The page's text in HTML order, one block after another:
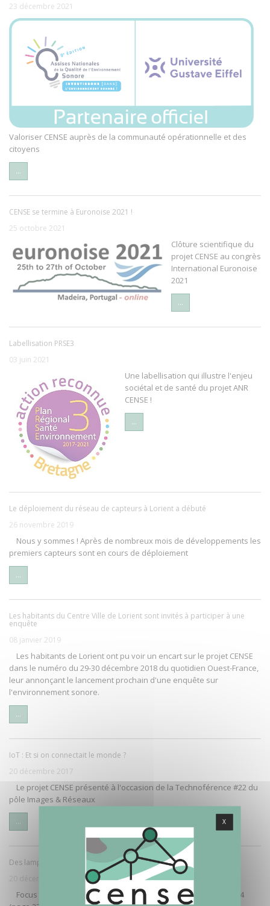
23 décembre 2021
Valoriser CENSE auprès de la communauté opérationnelle et des
citoyens
...
CENSE se termine à Euronoise 2021 !
25 octobre 2021
Clôture scientifique du
projet CENSE au congrès
International Euronoise
2021
...
Labellisation PRSE3
03 juin 2021
Une labellisation qui illustre l'enjeu
sociétal et de santé du projet ANR
CENSE !
...
Le déploiement du réseau de capteurs à Lorient a débuté
26 novembre 2019
Nous y sommes ! Après de nombreux mois de développements les
premiers capteurs sont en cours de déploiement
...
Les habitants du Centre Ville de Lorient sont invités à participer à une
enquête
08 janvier 2019
Les habitants de Lorient ont pu voir un encart sur le projet CENSE
dans le numéro du 29-30 décembre 2018 du quotidien Ouest-France,
leur annonçant le lancement prochain d'une enquête sur
l'environnement sonore.
...
IoT : Et si on connectait le monde ?
20 décembre 2017
Le projet CENSE présenté à l'occasion de la Technoférence #22 du
pôle Images & Réseaux
...
Des lampadaires au service du bruit à Lorient
20 décembre 2017
Focus sur le projet CENSE dans le magazine "Écho bruit" N°154
X